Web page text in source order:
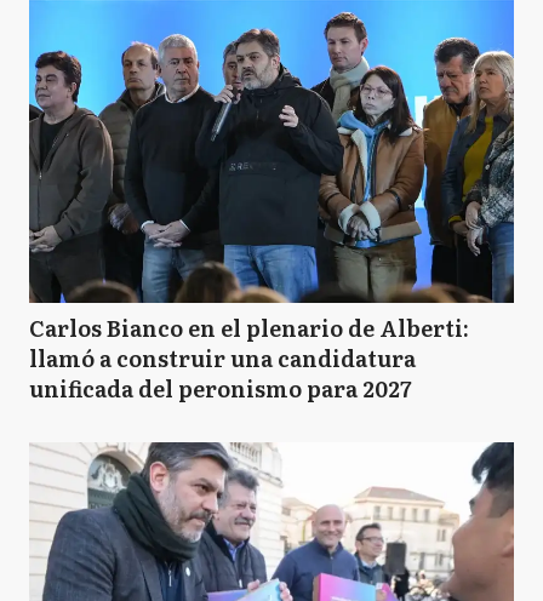
Carlos Bianco en el plenario de Alberti:
llamó a construir una candidatura
unificada del peronismo para 2027